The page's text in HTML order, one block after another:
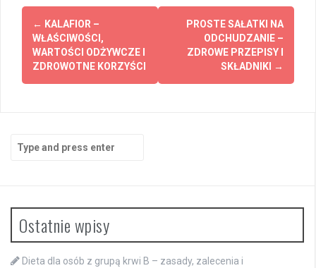
Post
navigation
← KALAFIOR –
WŁAŚCIWOŚCI,
WARTOŚCI ODŻYWCZE I
ZDROWOTNE KORZYŚCI
PROSTE SAŁATKI NA
ODCHUDZANIE –
ZDROWE PRZEPISY I
SKŁADNIKI
→
for:
Ostatnie wpisy
Dieta dla osób z grupą krwi B – zasady, zalecenia i